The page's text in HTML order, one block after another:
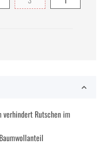
Rutschen im